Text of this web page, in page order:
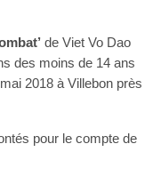
de Viet Vo Dao
des moins de 14 ans
2018 à Villebon près
pour le compte de